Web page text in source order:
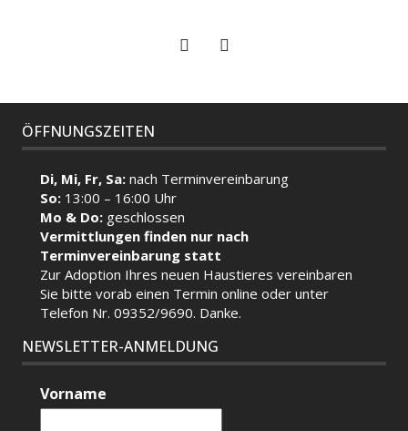
ÖFFNUNGSZEITEN
Di, Mi, Fr, Sa:nach Terminvereinbarung
So: 13:00 – 16:00 Uhr
Mo & Do: geschlossen
Vermittlungen finden nur nach
Terminvereinbarung statt
Zur Adoption Ihres neuen Haustieres vereinbaren
Sie bitte vorab einen Terminonline oder unter
Telefon Nr. 09352/9690. Danke.
NEWSLETTER-ANMELDUNG
Vorname